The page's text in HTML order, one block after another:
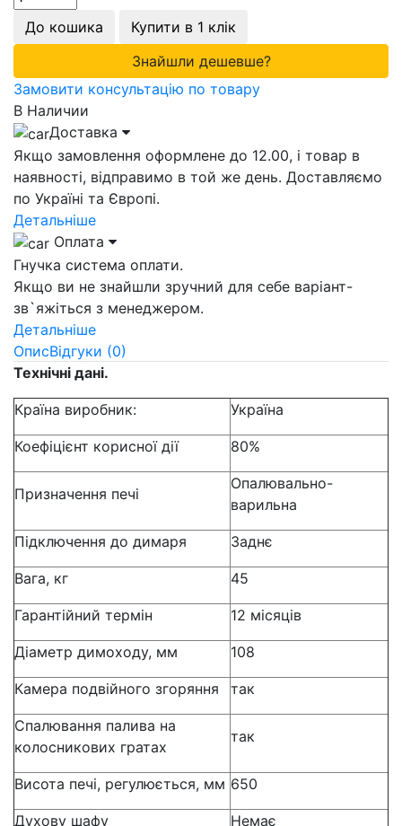
До кошика
Купити в 1 клік
Знайшли дешевше?
Замовити консультацію по товару
В Наличии
Доставка
Якщо замовлення оформлене до 12.00, і товар в
наявності, відправимо в той же день. Доставляємо
по Україні та Європі.
Детальніше
Оплата
Гнучка система оплати.
Якщо ви не знайшли зручний для себе варіант-
зв`яжіться з менеджером.
Детальніше
ОписВідгуки (0)
Технічні дані.
Країна виробник: Україна
Коефіцієнт корисної дії 80%
Призначення печі
Опалювально-
варильна
Підключення до димаря Заднє
Вага, кг 45
Гарантійний термін 12 місяців
Діаметр димоходу, мм 108
Камера подвійного згоряння так
Спалювання палива на
колосникових гратах
так
Висота печі, регулюється, мм 650
Духову шафу Немає